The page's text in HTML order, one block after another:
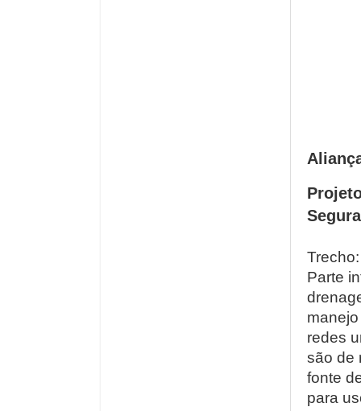
Trecho:
Parte
redes
são de
fonte
para